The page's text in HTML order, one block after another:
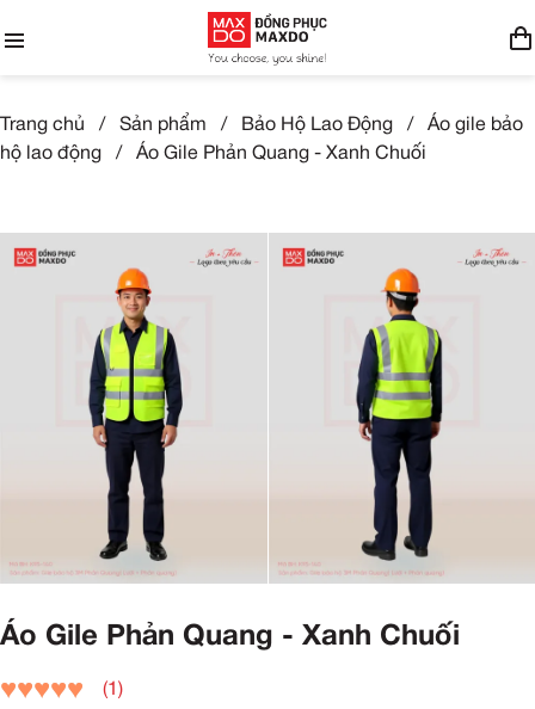
Trang chủ / Sản phẩm / Bảo Hộ Lao Động /
Áo gile bảo
hộ lao động
/ Áo Gile Phản Quang - Xanh Chuối
Áo Gile Phản Quang - Xanh Chuối
(1)